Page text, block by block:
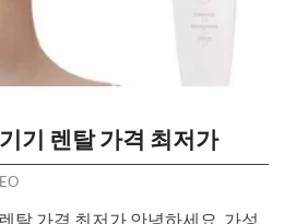
기 렌탈 가격 최저가
탈 가격 최저가 안녕하세요. 가성